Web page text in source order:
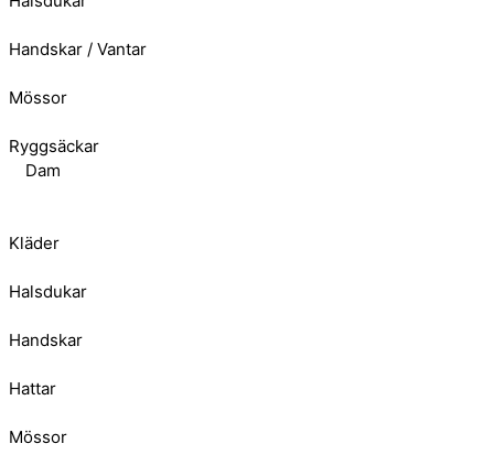
Handskar / Vantar
Mössor
Ryggsäckar
Dam
Kläder
Halsdukar
Handskar
Hattar
Mössor